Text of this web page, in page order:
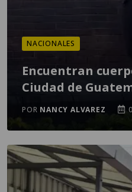
NACIONALES
Encuentran
Ciudad de
POR NANCY ALVAREZ